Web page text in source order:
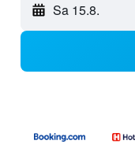
Sa 15.8.